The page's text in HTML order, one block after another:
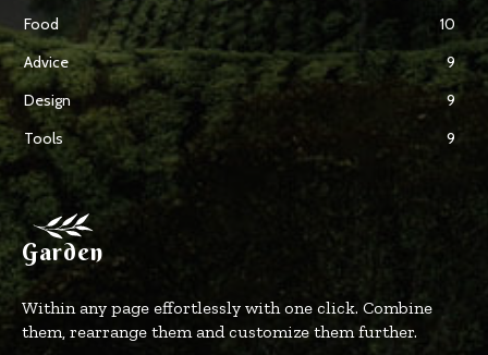
Food
10
Advice
9
Design
9
Tools
9
Garden
Within any page effortlessly with one click. Combine
them, rearrange them and customize them further.